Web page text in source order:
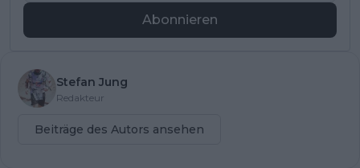
Abonnieren
Stefan Jung
Redakteur
Beiträge des Autors ansehen